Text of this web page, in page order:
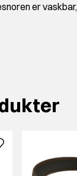
er